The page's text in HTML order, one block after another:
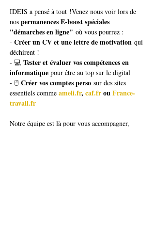
IDEIS a pensé à tout !Venez nous voir lors de
nos permanences E-boost spéciales
"démarches en ligne" où vous pourrez :
- Créer un CV et une lettre de motivation qui
déchirent !
- 💻 Tester et évaluer vos compétences en
informatique pour être au top sur le digital
- 🖱️ Créer vos comptes perso sur des sites
essentiels comme ameli.fr, caf.fr ou France-
travail.fr
Notre équipe est là pour vous accompagner,